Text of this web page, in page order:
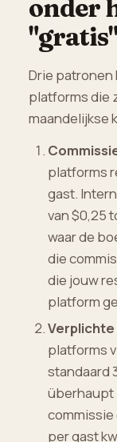
onder
Drie
platforms die
maandelijkse
platforms
gast.
van $0,25
waar de
die
die jouw
platform
platforms
standaard
überhaupt
commissie
per gast